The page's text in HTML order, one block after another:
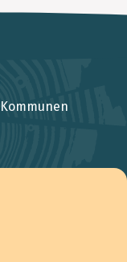
Kommunen